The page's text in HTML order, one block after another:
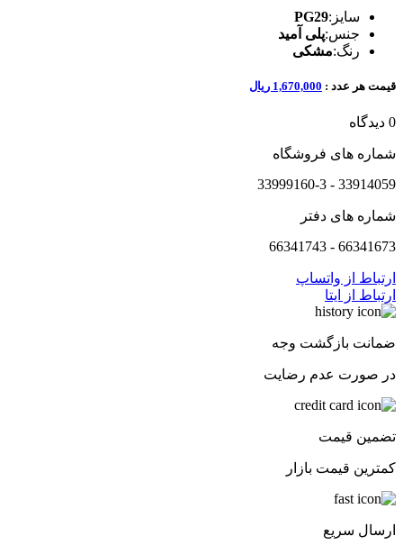
سایز:PG29
جنس:پلی آمید
رنگ:مشکی
قیمت هر عدد : 1,670,000 ریال
0 دیدگاه
شماره های فروشگاه
33914059 - 33999160-3
شماره های دفتر
66341673 - 66341743
ارتباط از واتساپ
ارتباط از ایتا
ضمانت بازگشت وجه
در صورت عدم رضایت
تضمین قیمت
کمترین قیمت بازار
ارسال سریع